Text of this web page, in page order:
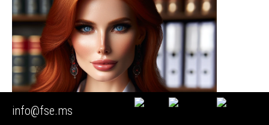
info@fse.ms